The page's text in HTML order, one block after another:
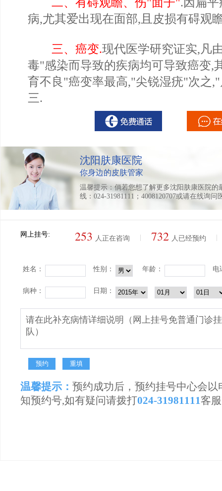
病,尤其爱出现在面部,且皮损有碍观
三、癌变.现代医学研究证实,凡
毒"感染而导致的疾病均可导致癌变,
育不良"癌变率最高,"尖锐湿疣"次之
三.
沈阳肤康医院
你身边的皮肤管家
温馨提示：倘若您想了解更多沈阳肤康医院
线：024-31981111；4008120707或请在线询问
网上挂号: 253 人正在咨询 732 人已经预约
姓名： 性别： 年龄： 电
病种： 日期：
温馨提示： 预约成功后，预约挂号中心会
知预约号,如有疑问请拨打024-31981111客